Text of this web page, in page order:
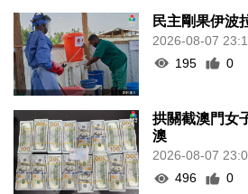
民主剛果伊波
2026-08-07
195
0
拱關截澳門女
澳
2026-08-07
496
0